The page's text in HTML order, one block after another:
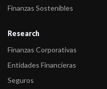
Finanzas Sostenibles
Research
Finanzas Corporativas
Entidades Financieras
Seguros